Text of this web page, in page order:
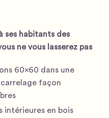
ses habitants des
ne vous lasserez pas
60×60 dans une
façon
intérieures en bois